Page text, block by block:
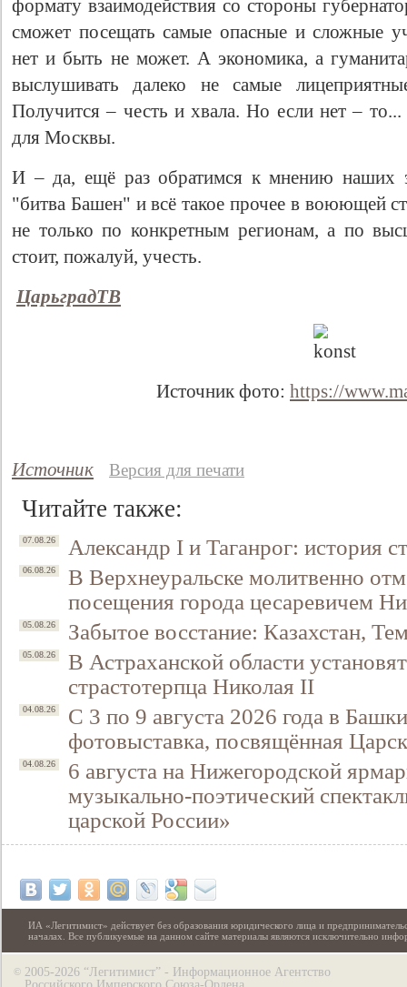
формату взаимодействия со стороны
сможет посещать самые опасные и сложные
нет и быть не может. А экономика, а
выслушивать далеко не самые
Получится – честь и хвала. Но если нет –
для Москвы.
И – да, ещё раз обратимся к мнению наших
"битва Башен" и всё такое прочее в воюющей
не только по конкретным регионам, а по
стоит, пожалуй, учесть.
ЦарьградТВ
Источник фото: https://
Источник Версия для печати
Читайте также:
07.08.26 Александр I и Таганрог: история
06.08.26
В Верхнеуральске молитвенно
посещения города цесаревичем
05.08.26 Забытое восстание: Казахстан,
05.08.26
В Астраханской области
страстотерпца Николая II
04.08.26
С 3 по 9 августа 2026 года в
фотовыставка, посвящённая
04.08.26
6 августа на Нижегородской
музыкально-поэтический
царской России»
ИА «Легитимист» действует без образования юридического лица и
началах. Все публикуемые на данном сайте материалы являются исключительно
© 2005-2026 “Легитимист” - Информационное Агентство